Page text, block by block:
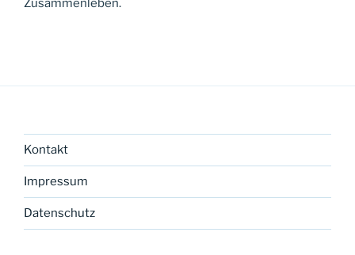
Zusammenleben.
Kontakt
Impressum
Datenschutz